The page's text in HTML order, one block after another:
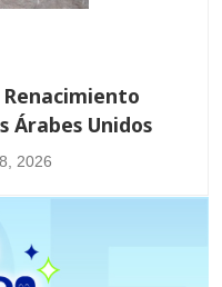
Árabes Unidos
2026